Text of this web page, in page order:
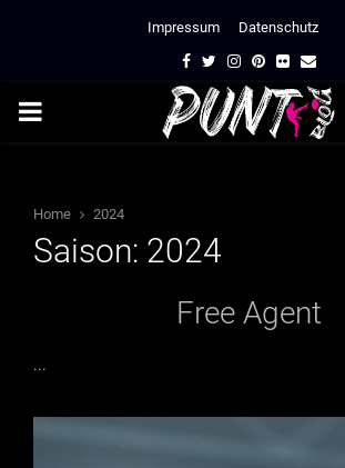
Impressum Datenschutz
Facebook
TwitterInstagram
Pinterest
FlickrEmail
PRIMARY
Home 2024
Saison: 2024
Free Agent
...